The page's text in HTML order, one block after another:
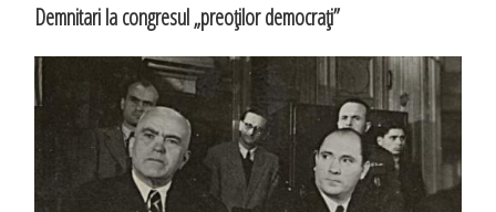
Demnitari la congresul „preoţilor democraţi”